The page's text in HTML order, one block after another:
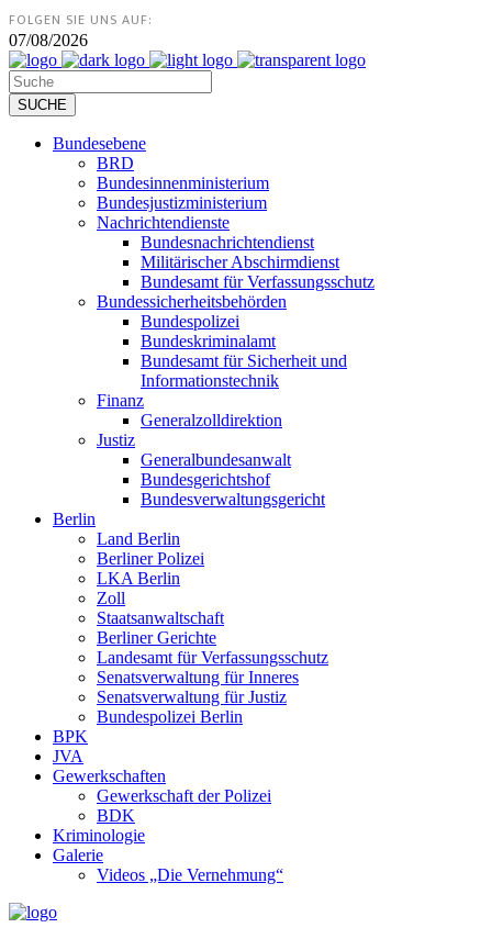
FOLGEN SIE UNS AUF:
07/08/2026
Bundesebene
BRD
Bundesinnenministerium
Bundesjustizministerium
Nachrichtendienste
Bundesnachrichtendienst
Militärischer Abschirmdienst
Bundesamt für Verfassungsschutz
Bundessicherheitsbehörden
Bundespolizei
Bundeskriminalamt
Bundesamt für Sicherheit und
Informationstechnik
Finanz
Generalzolldirektion
Justiz
Generalbundesanwalt
Bundesgerichtshof
Bundesverwaltungsgericht
Berlin
Land Berlin
Berliner Polizei
LKA Berlin
Zoll
Staatsanwaltschaft
Berliner Gerichte
Landesamt für Verfassungsschutz
Senatsverwaltung für Inneres
Senatsverwaltung für Justiz
Bundespolizei Berlin
BPK
JVA
Gewerkschaften
Gewerkschaft der Polizei
BDK
Kriminologie
Galerie
Videos „Die Vernehmung“